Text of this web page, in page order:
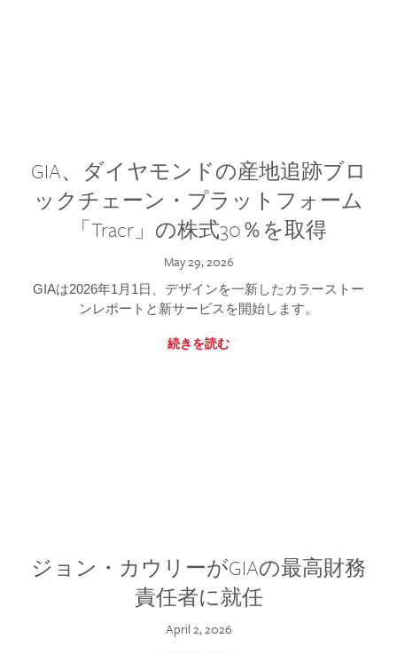
GIA、ダイヤモンドの産地追跡ブロ
ックチェーン・プラットフォーム
「Tracr」の株式30％を取得
May 29, 2026
GIAは2026年1月1日、デザインを一新したカラーストー
ンレポートと新サービスを開始します。
続きを読む
ジョン・カウリーがGIAの最高財務
責任者に就任
April 2, 2026